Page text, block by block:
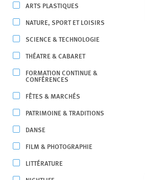
ARTS PLASTIQUES
NATURE, SPORT ET LOISIRS
SCIENCE & TECHNOLOGIE
THÉATRE & CABARET
FORMATION CONTINUE &
CONFÉRENCES
FÊTES & MARCHÉS
PATRIMOINE & TRADITIONS
DANSE
FILM & PHOTOGRAPHIE
LITTÉRATURE